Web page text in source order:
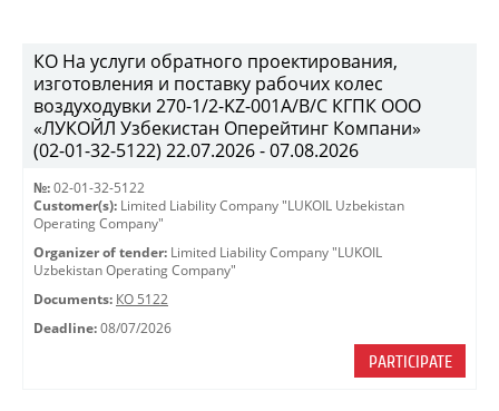
КО На услуги обратного проектирования,
изготовления и поставку рабочих колес
воздуходувки 270-1/2-KZ-001A/B/C КГПК OOO
«ЛУКОЙЛ Узбекистан Оперейтинг Компани»
(02-01-32-5122) 22.07.2026 - 07.08.2026
№: 02-01-32-5122
Customer(s): Limited Liability Company "LUKOIL Uzbekistan
Operating Company"
Organizer of tender: Limited Liability Company "LUKOIL
Uzbekistan Operating Company"
Documents: КО 5122
Deadline: 08/07/2026
PARTICIPATE